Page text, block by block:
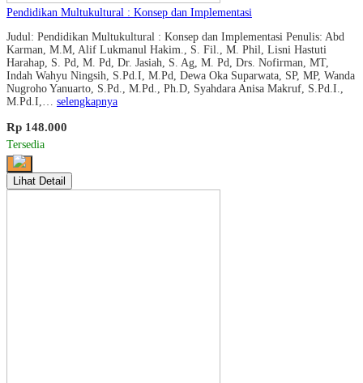
Pendidikan Multukultural : Konsep dan Implementasi
Judul: Pendidikan Multukultural : Konsep dan Implementasi Penulis: Abd
Karman, M.M, Alif Lukmanul Hakim., S. Fil., M. Phil, Lisni Hastuti
Harahap, S. Pd, M. Pd, Dr. Jasiah, S. Ag, M. Pd, Drs. Nofirman, MT,
Indah Wahyu Ningsih, S.Pd.I, M.Pd, Dewa Oka Suparwata, SP, MP, Wanda
Nugroho Yanuarto, S.Pd., M.Pd., Ph.D, Syahdara Anisa Makruf, S.Pd.I.,
M.Pd.I,… selengkapnya
Rp 148.000
Tersedia
Lihat Detail